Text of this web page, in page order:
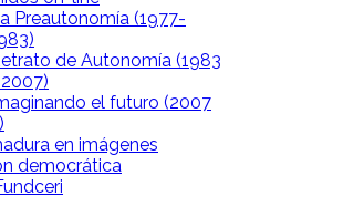
Preautonomía (1977-
de Autonomía (1983
el futuro (2007
en imágenes
democrática